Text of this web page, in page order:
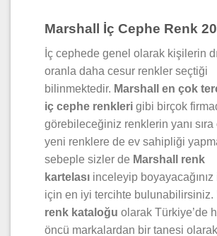
Marshall İç Cephe Renk
İç cephede genel olarak kişilerin
oranla daha cesur renkler seçtiği
bilinmektedir. Marshall en çok
iç cephe renkleri gibi birçok
görebileceğiniz renklerin yanı sıra
yeni renklere de ev sahipliği
sebeple sizler de Marshall renk
kartelası inceleyip
için en iyi tercihte bulunabilirsiniz.
renk kataloğu olarak Türkiye’de
öncü markalardan bir tanesi olarak